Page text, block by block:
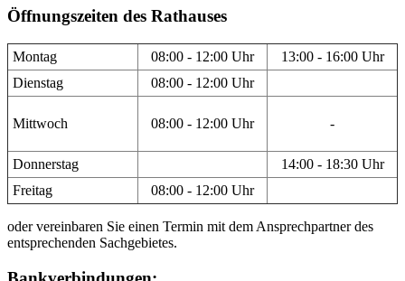
Öffnungszeiten des Rathauses
Montag 08:00 - 12:00 Uhr
13:00 - 16:00 Uhr
Dienstag
08:00 - 12:00 Uhr
Mittwoch 08:00 - 12:00 Uhr -
Donnerstag
14:00 - 18:30 Uhr
Freitag
08:00 - 12:00 Uhr
oder vereinbaren Sie einen Termin mit dem Ansprechpartner des
entsprechenden Sachgebietes.